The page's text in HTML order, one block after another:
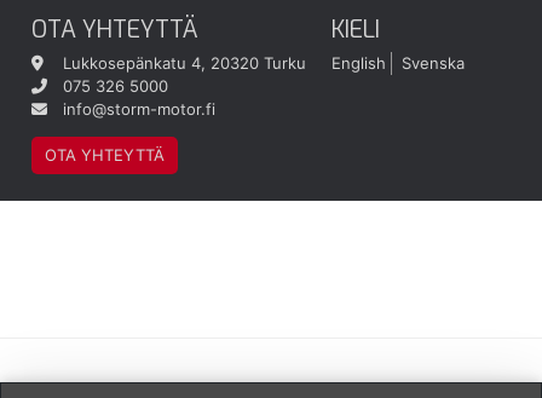
OTA YHTEYTTÄ
Lukkosepänkatu 4, 20320 Turku
075 326 5000
info@storm-motor.fi
OTA YHTEYTTÄ
KIELI
English Svenska